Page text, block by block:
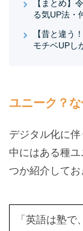
【まとめ】
る気UP法・
【昔と違う
モチベUPし
ユニーク？
デジタル化に伴
中にはある種
つか紹介してお
「英語は塾